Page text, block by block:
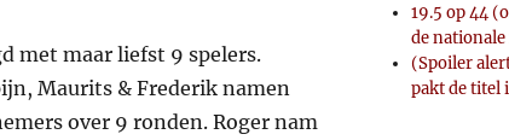
met maar liefst 9 spelers.
Maurits & Frederik namen
over 9 ronden. Roger nam
19.5 op 44
de
(Spoiler
pakt de titel